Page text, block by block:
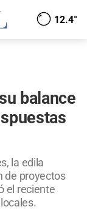
12.4°
balance
la edila
de proyectos
el reciente